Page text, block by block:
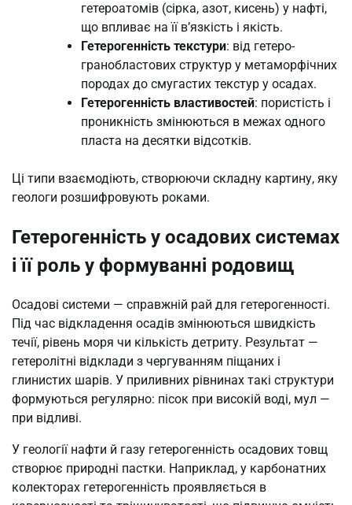
гетероатомів (сірка, азот, кисень) у нафті,
що впливає на її в’язкість і якість.
Гетерогенність текстури: від гетеро-
гранобластових структур у метаморфічних
породах до смугастих текстур у осадах.
Гетерогенність властивостей: пористість і
проникність змінюються в межах одного
пласта на десятки відсотків.
Ці типи взаємодіють, створюючи складну картину, яку
геологи розшифровують роками.
Гетерогенність у осадових системах
і її роль у формуванні родовищ
Осадові системи — справжній рай для гетерогенності.
Під час відкладення осадів змінюються швидкість
течії, рівень моря чи кількість детриту. Результат —
гетеролітні відклади з чергуванням піщаних і
глинистих шарів. У приливних рівнинах такі структури
формуються регулярно: пісок при високій воді, мул —
при відливі.
У геології нафти й газу гетерогенність осадових товщ
створює природні пастки. Наприклад, у карбонатних
колекторах гетерогенність проявляється в